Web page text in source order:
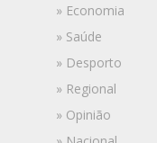
» Economia
» Saúde
» Desporto
» Regional
» Opinião